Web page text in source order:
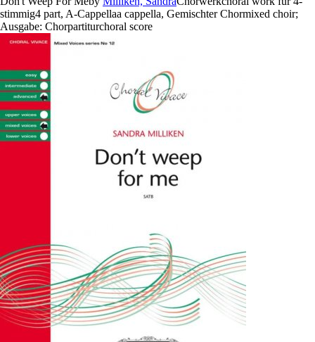
stimmig4 part, A-Cappellaa cappella, Gemischter Chormixed choir;
Ausgabe: Chorpartiturchoral score